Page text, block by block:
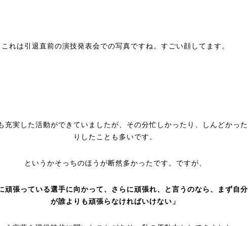
これは引退直前の演技発表会での写真ですね。すごい顔してます。
充実した活動ができていましたが、その分忙しかったり、しんどかった
りしたことも多いです。
というかそっちのほうが断然多かったです。ですが、
頑張っている選手に向かって、さらに頑張れ、と言うのなら、まず自分
が誰よりも頑張らなければいけない」